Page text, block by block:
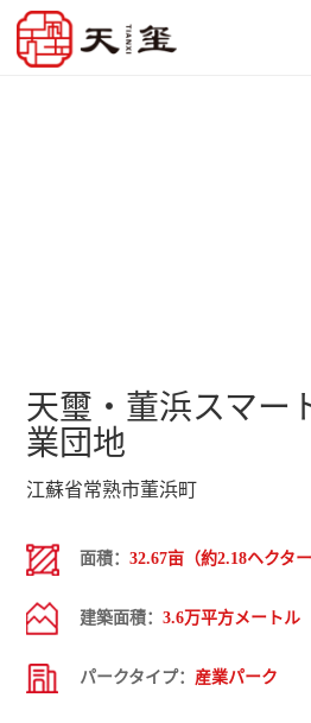
天璽・董浜スマー
業団地
江蘇省常熟市董浜町
面積：32.67亩（約2.18ヘクター
建築面積：3.6万平方メートル
パークタイプ： 産業パーク